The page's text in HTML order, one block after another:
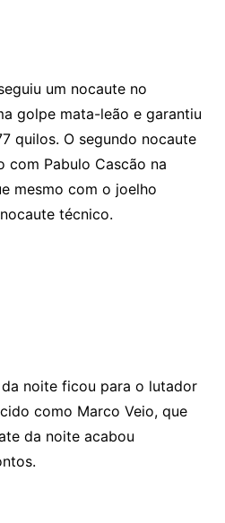
um nocaute no
golpe mata-leão e garantiu
quilos. O segundo nocaute
com Pabulo Cascão na
mesmo com o joelho
técnico.
noite ficou para o lutador
como Marco Veio, que
da noite acabou